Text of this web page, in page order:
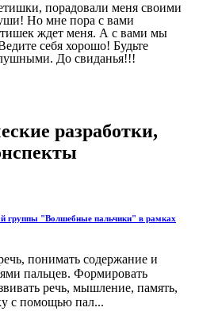
порадовали меня своими
Но мне пора с вами
ждет меня. А с вами мы
себя хорошо! Будьте
До свиданья!!!
разработки,
группы "Волшебные пальчики" в рамках
понимать содержание и
пальцев. Формировать
речь, мышление, память,
с помощью пал...